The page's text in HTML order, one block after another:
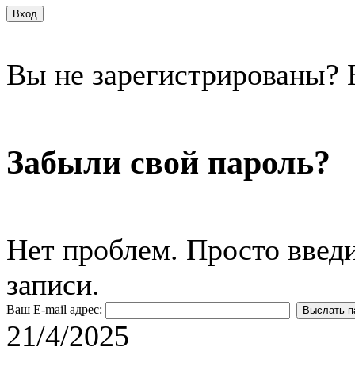
Вы не
Забыли свой пароль?
Нет проблем. Просто
записи.
Ваш E-mail адрес:
21/4/2025